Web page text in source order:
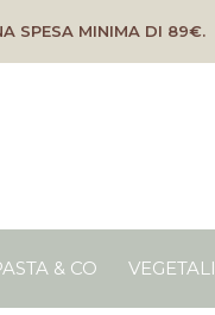
SPESA MINIMA DI 89€.
& CO VEGETALI